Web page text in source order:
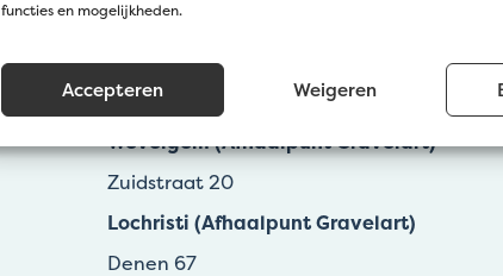
functies en mogelijkheden.
Accepteren Weigeren
Zedelgem (Klantendienst Jatu)
Groenestraat 139a
Wevelgem (Afhaalpunt Gravelart)
Zuidstraat 20
Lochristi (Afhaalpunt Gravelart)
Denen 67